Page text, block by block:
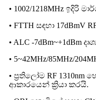
• 1002/1218MHz ඉදිරි
• FTTH සඳහා 17dBmV
• ALC -7dBm~+1dBm
• 5~42MHz/85MHz/
• ප්‍රතිලෝම RF 1310nm
ආකාරයෙන් ක්‍රියා කරයි.